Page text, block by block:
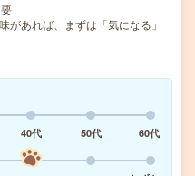
があれば、まずは「気になる」
40代 50代
60代